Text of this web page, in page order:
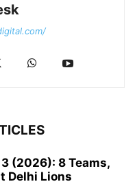
3 (2026): 8 Teams,
Delhi Lions